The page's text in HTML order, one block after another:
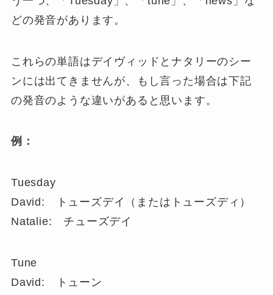
どの発音があります。
これらの単語はデイヴィッドとナタリーのシー
ンには出てきませんが、もし言った場合は下記
の発音のような違いがあると思います。
例：
Tuesday
David: トューズデイ（またはトューズディ）
Natalie: チューズデイ
Tune
David: トューン